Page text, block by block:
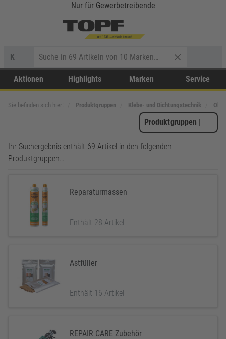
Nur für Gewerbetreibende
K
Aktionen Highlights Marken Service
Sie befinden sich hier: Produktgruppen Klebe- und Dichtungstechnik
Produktgruppen |
Ihr Suchergebnis enthält 69 Artikel in den folgenden
Produktgruppen…
Reparaturmassen
Enthält 28 Artikel
Astfüller
Enthält 16 Artikel
REPAIR CARE Zubehör